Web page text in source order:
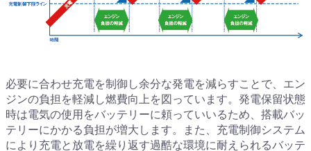
必要に合わせ充電を制御し余分な発電を減らすことで、エン
ジンの負担を軽減し燃費向上を図っています。発電保留状態
時は電気の使用をバッテリーに頼っていいるため、搭載バッ
テリーにかかる負担が増大します。また、充電制御システム
により充電と放電を繰り返す過酷な環境に耐えられるバッテ